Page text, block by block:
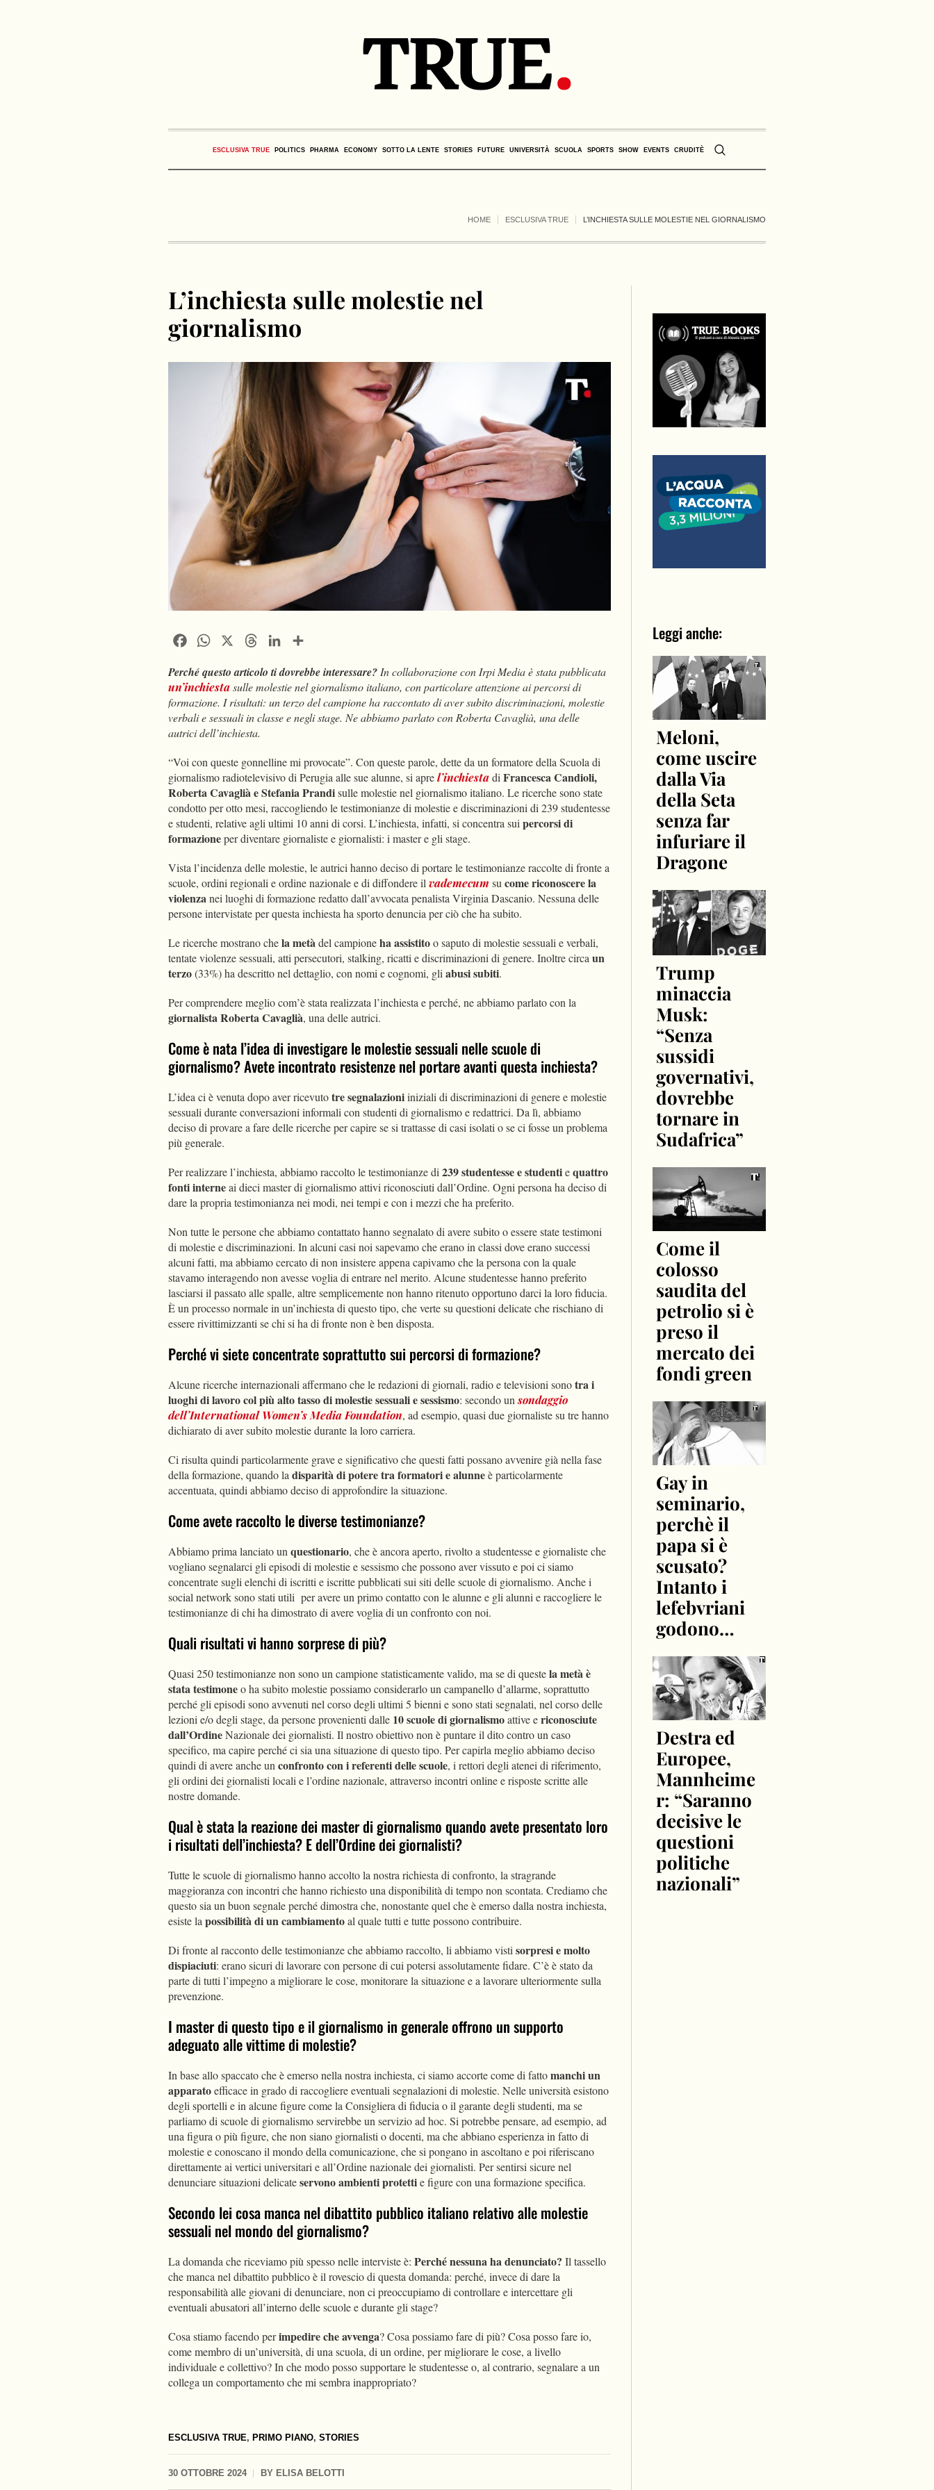
ESCLUSIVA TRUE POLITICS PHARMA ECONOMY SOTTO LA LENTE STORIES FUTURE UNIVERSITÀ SCUOLA SPORTS SHOW EVENTS CRUDITÈ
HOME ESCLUSIVA TRUE L’INCHIESTA SULLE MOLESTIE NEL GIORNALISMO
ESCLUSIVA TRUE, PRIMO PIANO, STORIES
L’inchiesta sulle molestie nel
giornalismo
30 OTTOBRE 2024 BY ELISA BELOTTI
FacebookWhatsApp ThreadsLinkedIn
Perché questo articolo ti dovrebbe interessare?In collaborazione con Irpi Media è stata pubblicata
un’inchiestasulle molestie nel giornalismo italiano, con particolare attenzione ai percorsi di
formazione. I risultati: un terzo del campione ha raccontato di aver subito discriminazioni, molestie
verbali e sessuali in classe e negli stage. Ne abbiamo parlato con Roberta Cavaglià, una delle
autrici dell’inchiesta.
“Voi con queste gonnelline mi provocate”. Con queste parole, dette da un formatore della Scuola di
giornalismo radiotelevisivo di Perugia alle sue alunne, si aprel’inchiestadiFrancesca Candioli,
Roberta Cavaglià e Stefania Prandisulle molestie nel giornalismo italiano. Le ricerche sono state
condotto per otto mesi, raccogliendo le testimonianze di molestie e discriminazioni di 239 studentesse
e studenti, relative agli ultimi 10 anni di corsi. L’inchiesta, infatti, si concentra suipercorsi di
formazioneper diventare giornaliste e giornalisti: i master e gli stage.
Vista l’incidenza delle molestie, le autrici hanno deciso di portare le testimonianze raccolte di fronte a
scuole, ordini regionali e ordine nazionale e di diffondere ilvademecum sucome riconoscere la
violenzanei luoghi di formazione redatto dall’avvocata penalista Virginia Dascanio. Nessuna delle
persone intervistate per questa inchiesta ha sporto denuncia per ciò che ha subito.
Le ricerche mostrano chela metàdel campioneha assistitoo saputo di molestie sessuali e verbali,
tentate violenze sessuali, atti persecutori, stalking, ricatti e discriminazioni di genere. Inoltre circaun
terzo(33%) ha descritto nel dettaglio, con nomi e cognomi, gliabusi subiti.
Per comprendere meglio com’è stata realizzata l’inchiesta e perché, ne abbiamo parlato con la
giornalista Roberta Cavaglià, una delle autrici.
Come è nata l’idea di investigare le molestie sessuali nelle scuole di
giornalismo? Avete incontrato resistenze nel portare avanti questa inchiesta?
L’idea ci è venuta dopo aver ricevutotre segnalazioniiniziali di discriminazioni di genere e molestie
sessuali durante conversazioni informali con studenti di giornalismo e redattrici. Da lì, abbiamo
deciso di provare a fare delle ricerche per capire se si trattasse di casi isolati o se ci fosse un problema
più generale.
Per realizzare l’inchiesta, abbiamo raccolto le testimonianze di239 studentesse e studentiequattro
fonti interneai dieci master di giornalismo attivi riconosciuti dall’Ordine. Ogni persona ha deciso di
dare la propria testimonianza nei modi, nei tempi e con i mezzi che ha preferito.
Non tutte le persone che abbiamo contattato hanno segnalato di avere subito o essere state testimoni
di molestie e discriminazioni. In alcuni casi noi sapevamo che erano in classi dove erano successi
alcuni fatti, ma abbiamo cercato di non insistere appena capivamo che la persona con la quale
stavamo interagendo non avesse voglia di entrare nel merito. Alcune studentesse hanno preferito
lasciarsi il passato alle spalle, altre semplicemente non hanno ritenuto opportuno darci la loro fiducia.
È un processo normale in un’inchiesta di questo tipo, che verte su questioni delicate che rischiano di
essere rivittimizzanti se chi si ha di fronte non è ben disposta.
Perché vi siete concentrate soprattutto sui percorsi di formazione?
Alcune ricerche internazionali affermano che le redazioni di giornali, radio e televisioni sonotra i
luoghi di lavoro col più alto tasso di molestie sessuali e sessismo: secondo unsondaggio
dell’International Women’s Media Foundation, ad esempio, quasi due giornaliste su tre hanno
dichiarato di aver subito molestie durante la loro carriera.
Ci risulta quindi particolarmente grave e significativo che questi fatti possano avvenire già nella fase
della formazione, quando ladisparità di potere tra formatori e alunneè particolarmente
accentuata, quindi abbiamo deciso di approfondire la situazione.
Come avete raccolto le diverse testimonianze?
Abbiamo prima lanciato unquestionario, che è ancora aperto, rivolto a studentesse e giornaliste che
vogliano segnalarci gli episodi di molestie e sessismo che possono aver vissuto e poi ci siamo
concentrate sugli elenchi di iscritti e iscritte pubblicati sui siti delle scuole di giornalismo. Anche i
social network sono stati utili per avere un primo contatto con le alunne e gli alunni e raccogliere le
testimonianze di chi ha dimostrato di avere voglia di un confronto con noi.
Quali risultati vi hanno sorprese di più?
Quasi 250 testimonianze non sono un campione statisticamente valido, ma se di questela metà è
stata testimoneo ha subito molestie possiamo considerarlo un campanello d’allarme, soprattutto
perché gli episodi sono avvenuti nel corso degli ultimi 5 bienni e sono stati segnalati, nel corso delle
lezioni e/o degli stage, da persone provenienti dalle 10 scuole di giornalismoattive ericonosciute
dall’OrdineNazionale dei giornalisti. Il nostro obiettivo non è puntare il dito contro un caso
specifico, ma capire perché ci sia una situazione di questo tipo. Per capirla meglio abbiamo deciso
quindi di avere anche unconfronto con i referenti delle scuole, i rettori degli atenei di riferimento,
gli ordini dei giornalisti locali e l’ordine nazionale, attraverso incontri online e risposte scritte alle
nostre domande.
Qual è stata la reazione dei master di giornalismo quando avete presentato loro
i risultati dell’inchiesta? E dell’Ordine dei giornalisti?
Tutte le scuole di giornalismo hanno accolto la nostra richiesta di confronto, la stragrande
maggioranza con incontri che hanno richiesto una disponibilità di tempo non scontata. Crediamo che
questo sia un buon segnale perché dimostra che, nonostante quel che è emerso dalla nostra inchiesta,
esiste lapossibilità di un cambiamentoal quale tutti e tutte possono contribuire.
Di fronte al racconto delle testimonianze che abbiamo raccolto, li abbiamo vistisorpresi e molto
dispiaciuti: erano sicuri di lavorare con persone di cui potersi assolutamente fidare. C’è è stato da
parte di tutti l’impegno a migliorare le cose, monitorare la situazione e a lavorare ulteriormente sulla
prevenzione.
I master di questo tipo e il giornalismo in generale offrono un supporto
adeguato alle vittime di molestie?
In base allo spaccato che è emerso nella nostra inchiesta, ci siamo accorte come di fattomanchi un
apparatoefficace in grado di raccogliere eventuali segnalazioni di molestie. Nelle università esistono
degli sportelli e in alcune figure come la Consigliera di fiducia o il garante degli studenti, ma se
parliamo di scuole di giornalismo servirebbe un servizio ad hoc. Si potrebbe pensare, ad esempio, ad
una figura o più figure, che non siano giornalisti o docenti, ma che abbiano esperienza in fatto di
molestie e conoscano il mondo della comunicazione, che si pongano in ascoltano e poi riferiscano
direttamente ai vertici universitari e all’Ordine nazionale dei giornalisti. Per sentirsi sicure nel
denunciare situazioni delicateservono ambienti protettie figure con una formazione specifica.
Secondo lei cosa manca nel dibattito pubblico italiano relativo alle molestie
sessuali nel mondo del giornalismo?
La domanda che riceviamo più spesso nelle interviste è: Perché nessuna ha denunciato? Il tassello
che manca nel dibattito pubblico è il rovescio di questa domanda: perché, invece di dare la
responsabilità alle giovani di denunciare, non ci preoccupiamo di controllare e intercettare gli
eventuali abusatori all’interno delle scuole e durante gli stage?
Cosa stiamo facendo perimpedire che avvenga? Cosa possiamo fare di più? Cosa posso fare io,
come membro di un’università, di una scuola, di un ordine, per migliorare le cose, a livello
individuale e collettivo? In che modo posso supportare le studentesse o, al contrario, segnalare a un
collega un comportamento che mi sembra inappropriato?
Leggi anche:
Meloni,
come uscire
dalla Via
della Seta
senza far
infuriare il
Dragone
Trump
minaccia
Musk:
“Senza
sussidi
governativi,
dovrebbe
tornare in
Sudafrica”
Come il
colosso
saudita del
petrolio si è
preso il
mercato dei
fondi green
Gay in
seminario,
perchè il
papa si è
scusato?
Intanto i
lefebvriani
godono…
Destra ed
Europee,
Mannheime
r: “Saranno
decisive le
questioni
politiche
nazionali”